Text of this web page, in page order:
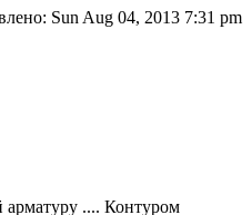
Sun Aug 04, 2013 7:31 pm
арматуру .... Контуром